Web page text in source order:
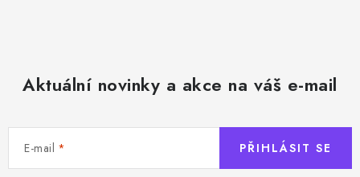
Aktuální novinky a akce na váš e-mail
E-mail PŘIHLÁSIT SE